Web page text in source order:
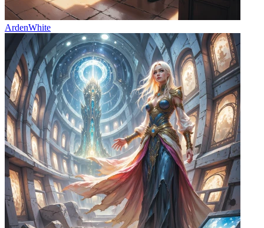
ArdenWhite